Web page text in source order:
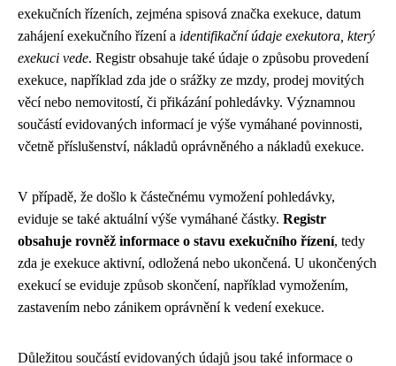
exekučních řízeních, zejména spisová značka exekuce, datum
zahájení exekučního řízení a identifikační údaje exekutora, který
exekuci vede. Registr obsahuje také údaje o způsobu provedení
exekuce, například zda jde o srážky ze mzdy, prodej movitých
věcí nebo nemovitostí, či přikázání pohledávky. Významnou
součástí evidovaných informací je výše vymáhané povinnosti,
včetně příslušenství, nákladů oprávněného a nákladů exekuce.
V případě, že došlo k částečnému vymožení pohledávky,
eviduje se také aktuální výše vymáhané částky. Registr
obsahuje rovněž informace o stavu exekučního řízení, tedy
zda je exekuce aktivní, odložená nebo ukončená. U ukončených
exekucí se eviduje způsob skončení, například vymožením,
zastavením nebo zánikem oprávnění k vedení exekuce.
Důležitou součástí evidovaných údajů jsou také informace o